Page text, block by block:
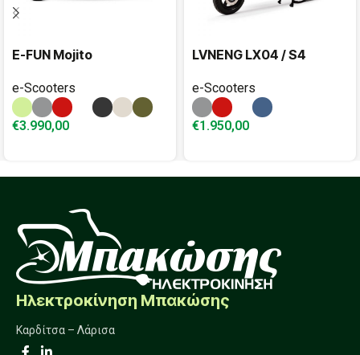
E-FUN Mojito
e-Scooters
€3.990,00
LVNENG LX04 / S4
e-Scooters
€1.950,00
Ηλεκτροκίνηση Μπακώσης
Καρδίτσα – Λάρισα